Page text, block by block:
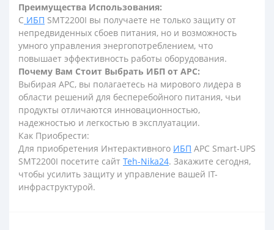
Преимущества Использования:
С ИБП SMT2200I вы получаете не только защиту от
непредвиденных сбоев питания, но и возможность
умного управления энергопотреблением, что
повышает эффективность работы оборудования.
Почему Вам Стоит Выбрать ИБП от APC:
Выбирая APC, вы полагаетесь на мирового лидера в
области решений для бесперебойного питания, чьи
продукты отличаются инновационностью,
надежностью и легкостью в эксплуатации.
Как Приобрести:
Для приобретения Интерактивного ИБП APC Smart-UPS
SMT2200I посетите сайт Teh-Nika24. Закажите сегодня,
чтобы усилить защиту и управление вашей IT-
инфраструктурой.